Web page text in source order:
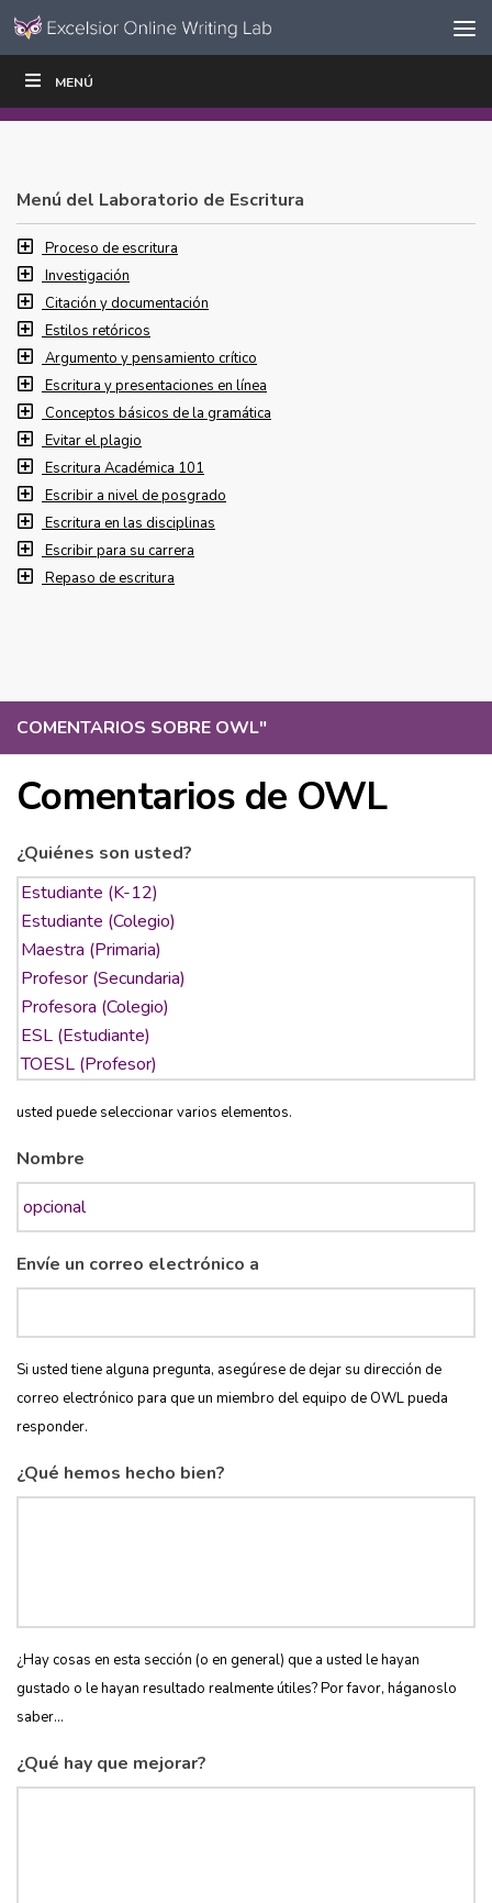
Ir al contenido
navegación
MENÚ
COMENTARIOS SOBRE OWL"
Comentarios de OWL
¿Quiénes son usted?
usted puede seleccionar varios elementos.
Nombre
Envíe un correo electrónico a
Si usted tiene alguna pregunta, asegúrese de dejar su dirección de
correo electrónico para que un miembro del equipo de OWL pueda
responder.
¿Qué hemos hecho bien?
¿Hay cosas en esta sección (o en general) que a usted le hayan
gustado o le hayan resultado realmente útiles? Por favor, háganoslo
saber...
¿Qué hay que mejorar?
ESCRIBIR
Menú del Laboratorio de Escritura
Proceso de escritura
Investigación
Citación y documentación
Estilos retóricos
Argumento y pensamiento crítico
Escritura y presentaciones en línea
Conceptos básicos de la gramática
Evitar el plagio
Escritura Académica 101
Escribir a nivel de posgrado
Escritura en las disciplinas
Escribir para su carrera
Repaso de escritura